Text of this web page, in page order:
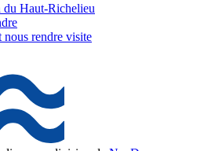
du Haut-Richelieu
nous rendre visite